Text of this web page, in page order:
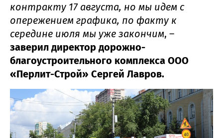
контракту 17 августа, но мы идем с
опережением графика, по факту к
середине июля мы уже закончим, –
заверил директор дорожно-
благоустроительного комплекса ООО
«Перлит-Строй» Сергей Лавров.